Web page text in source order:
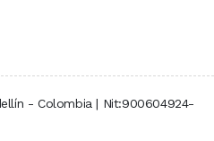
- Colombia | Nit:900604924-